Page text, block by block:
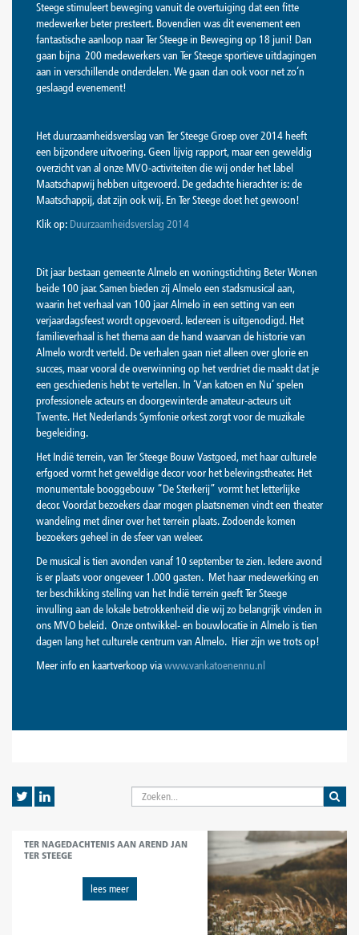
Steege stimuleert beweging vanuit de overtuiging dat een fitte
medewerker beter presteert. Bovendien was dit evenement een
fantastische aanloop naar Ter Steege in Beweging op 18 juni! Dan
gaan bijna 200 medewerkers van Ter Steege sportieve uitdagingen
aan in verschillende onderdelen. We gaan dan ook voor net zo’n
geslaagd evenement!
Het duurzaamheidsverslag van Ter Steege Groep over 2014 heeft
een bijzondere uitvoering. Geen lijvig rapport, maar een geweldig
overzicht van al onze MVO-activiteiten die wij onder het label
Maatschapwij hebben uitgevoerd. De gedachte hierachter is: de
Maatschappij, dat zijn ook wij. En Ter Steege doet het gewoon!
Klik op: Duurzaamheidsverslag 2014
Dit jaar bestaan gemeente Almelo en woningstichting Beter Wonen
beide 100 jaar. Samen bieden zij Almelo een stadsmusical aan,
waarin het verhaal van 100 jaar Almelo in een setting van een
verjaardagsfeest wordt opgevoerd. Iedereen is uitgenodigd. Het
familieverhaal is het thema aan de hand waarvan de historie van
Almelo wordt verteld. De verhalen gaan niet alleen over glorie en
succes, maar vooral de overwinning op het verdriet die maakt dat je
een geschiedenis hebt te vertellen. In ‘Van katoen en Nu’ spelen
professionele acteurs en doorgewinterde amateur-acteurs uit
Twente. Het Nederlands Symfonie orkest zorgt voor de muzikale
begeleiding.
Het Indië terrein, van Ter Steege Bouw Vastgoed, met haar culturele
erfgoed vormt het geweldige decor voor het belevingstheater. Het
monumentale booggebouw “De Sterkerij” vormt het letterlijke
decor. Voordat bezoekers daar mogen plaatsnemen vindt een theater
wandeling met diner over het terrein plaats. Zodoende komen
bezoekers geheel in de sfeer van weleer.
De musical is tien avonden vanaf 10 september te zien. Iedere avond
is er plaats voor ongeveer 1.000 gasten. Met haar medewerking en
ter beschikking stelling van het Indië terrein geeft Ter Steege
invulling aan de lokale betrokkenheid die wij zo belangrijk vinden in
ons MVO beleid. Onze ontwikkel- en bouwlocatie in Almelo is tien
dagen lang het culturele centrum van Almelo. Hier zijn we trots op!
Meer info en kaartverkoop viawww.vankatoenennu.nl
TER NAGEDACHTENIS AAN AREND JAN
TER STEEGE
lees meer